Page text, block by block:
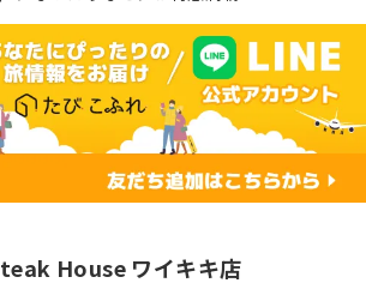
House ワイキキ店